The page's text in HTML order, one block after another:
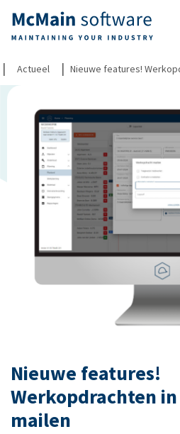
| Actueel | Nieuwe features!
Nieuwe features!
Werkopdrachten
mailen